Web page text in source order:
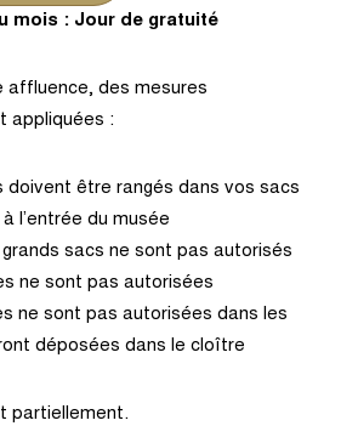
mois : Jour de gratuité
affluence, des mesures
appliquées :
doivent être rangés dans vos sacs
l’entrée du musée
sacs ne sont pas autorisés
ne sont pas autorisées
ne sont pas autorisées dans les
déposées dans le cloître
partiellement.